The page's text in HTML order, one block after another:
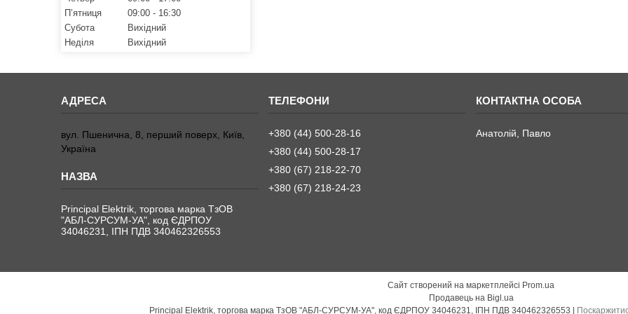
Пʼятниця
09:00
16:30
Субота
Вихідний
Неділя
Вихідний
вул. Пшенична, 8, перший поверх, Київ,
Україна
Principal Elektrik, торгова марка ТзОВ
"АБЛ-СУРСУМ-УА", код ЄДРПОУ
34046231, ІПН ПДВ 340462326553
+380 (44) 500-28-16
+380 (44) 500-28-17
+380 (67) 218-22-70
+380 (67) 218-24-23
Анатолій, Павло
Сайт створений на маркетплейсі Prom.ua
Продавець на Bigl.ua